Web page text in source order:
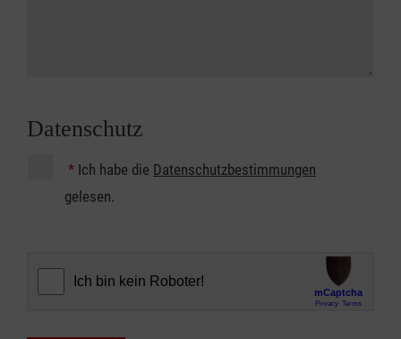
Datenschutz
* Ich habe die Datenschutzbestimmungen
gelesen.